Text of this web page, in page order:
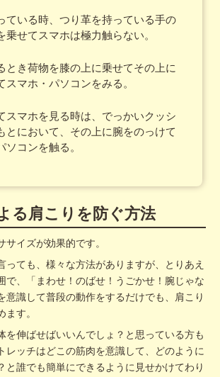
ている時、つり革を持っている手の
乗せてスマホは極力触らない。
とき荷物を膝の上に乗せてその上に
スマホ・パソコンをみる。
スマホを見る時は、でっかいクッシ
とにおいて、その上に腕をのっけて
ソコンを触る。
る肩こりを防ぐ方法
イズが効果的です。
っても、様々な方法がありますが、とりあえ
で、「まわせ！のばせ！うごかせ！腕じゃな
意識して普段の動作をするだけでも、肩こり
す。
を伸ばせばいいんでしょ？と思っている方も
レッチはどこの筋肉を意識して、どのように
と誰でも簡単にできるように見せかけてわり